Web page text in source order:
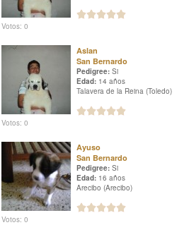
Votos: 0
Aslan
San Bernardo
Pedigree: Si
Edad: 14 años
Talavera de la Reina (Toledo)
Votos: 0
Ayuso
San Bernardo
Pedigree: Si
Edad: 16 años
Arecibo (Arecibo)
Votos: 0